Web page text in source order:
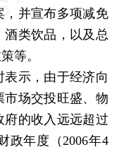
，并宣布多项减免
类饮品，以及总
等。
示，由于经济向
场交投旺盛、物
府的收入远远超过
政年度（2006年4